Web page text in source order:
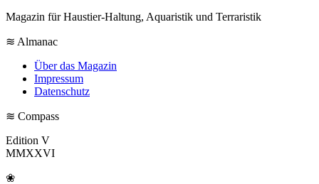
Magazin für Haustier-Haltung, Aquaristik und Terraristik
≋ Almanac
Über das Magazin
Impressum
Datenschutz
≋ Compass
Edition V
MMXXVI
❀